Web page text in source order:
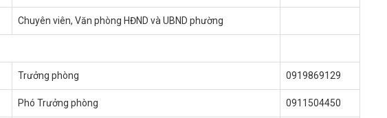
Chuyên viên, Văn phòng HĐND và UBND phường
Trưởng phòng 0919869129
Phó Trưởng phòng 0911504450